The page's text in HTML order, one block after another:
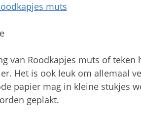
muts
van Roodkapjes muts of teken
Het is ook leuk om allemaal
papier mag in kleine stukjes
geplakt.